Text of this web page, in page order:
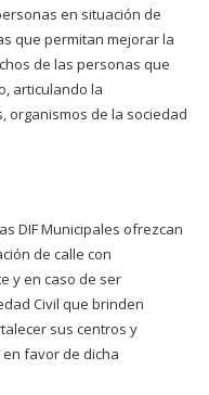
en situación de
que permitan mejorar la
de las personas que
articulando la
organismos de la sociedad
DIF Municipales ofrezcan
de calle con
y en caso de ser
Civil que brinden
sus centros y
favor de dicha